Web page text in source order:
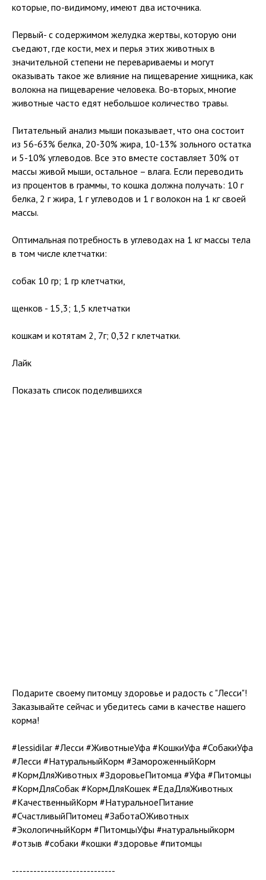
которые, по-видимому, имеют два источника.
Первый- с содержимом желудка жертвы, которую они
съедают, где кости, мех и перья этих животных в
значительной степени не перевариваемы и могут
оказывать такое же влияние на пищеварение хищника, как
волокна на пищеварение человека. Во-вторых, многие
животные часто едят небольшое количество травы.
Питательный анализ мыши показывает, что она состоит
из 56-63% белка, 20-30% жира, 10-13% зольного остатка
и 5-10% углеводов. Все это вместе составляет 30% от
массы живой мыши, остальное – влага. Если переводить
из процентов в граммы, то кошка должна получать: 10 г
белка, 2 г жира, 1 г углеводов и 1 г волокон на 1 кг своей
массы.
Оптимальная потребность в углеводах на 1 кг массы тела
в том числе клетчатки:
собак 10 гр; 1 гр клетчатки,
щенков - 15,3; 1,5 клетчатки
кошкам и котятам 2, 7г; 0,32 г клетчатки.
Лайк
Показать список поделившихся
Подарите своему питомцу здоровье и радость с "Лесси"!
Заказывайте сейчас и убедитесь сами в качестве нашего
корма!
#lessidilar #Лесси #ЖивотныеУфа #КошкиУфа #СобакиУфа
#Лесси #НатуральныйКорм #ЗамороженныйКорм
#КормДляЖивотных #ЗдоровьеПитомца #Уфа #Питомцы
#КормДляСобак #КормДляКошек #ЕдаДляЖивотных
#КачественныйКорм #НатуральноеПитание
#СчастливыйПитомец #ЗаботаОЖивотных
#ЭкологичныйКорм #ПитомцыУфы #натуральныйкорм
#отзыв #собаки #кошки #здоровье #питомцы
-----------------------------